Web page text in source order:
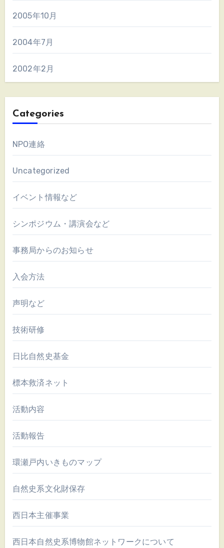
2005年10月
2004年7月
2002年2月
Categories
NPO連絡
Uncategorized
イベント情報など
シンポジウム・講演会など
事務局からのお知らせ
入会方法
声明など
技術研修
日比自然史基金
標本救済ネット
活動内容
活動報告
環瀬戸内いきものマップ
自然史系文化財保存
西日本主催事業
西日本自然史系博物館ネットワークについて